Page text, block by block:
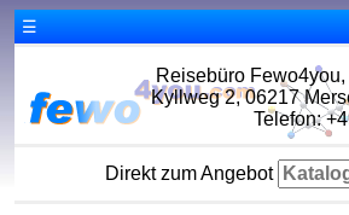
☰
Reisebüro
Kyllweg 2, 06217
Telefon:
Direkt zum Angebot